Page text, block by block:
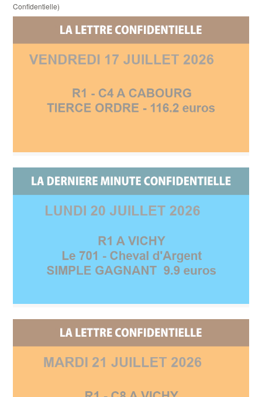
Confidentielle)